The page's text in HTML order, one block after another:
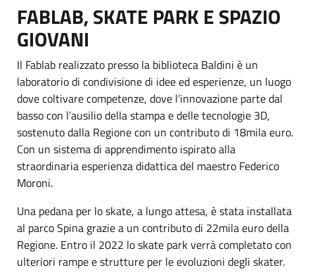
FABLAB, SKATE PARK E SPAZIO
GIOVANI
Il Fablab realizzato presso la biblioteca Baldini è un
laboratorio di condivisione di idee ed esperienze, un luogo
dove coltivare competenze, dove l’innovazione parte dal
basso con l’ausilio della stampa e delle tecnologie 3D,
sostenuto dalla Regione con un contributo di 18mila euro.
Con un sistema di apprendimento ispirato alla
straordinaria esperienza didattica del maestro Federico
Moroni.
Una pedana per lo skate, a lungo attesa, è stata installata
al parco Spina grazie a un contributo di 22mila euro della
Regione. Entro il 2022 lo skate park verrà completato con
ulteriori rampe e strutture per le evoluzioni degli skater.